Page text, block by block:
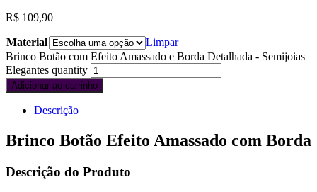
R$ 109,90
Material
Limpar
Brinco Botão com Efeito Amassado e Borda Detalhada - Semijoias
Elegantes quantity
Adicionar ao carrinho
Descrição
Brinco Botão Efeito Amassado com Borda
Descrição do Produto